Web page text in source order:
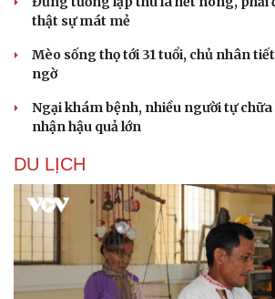
thật sự mát mẻ
Mèo sống thọ tới 31 tuổi, chủ nhân
ngờ
Ngại khám bệnh, nhiều người tự
nhận hậu quả lớn
DU LỊCH